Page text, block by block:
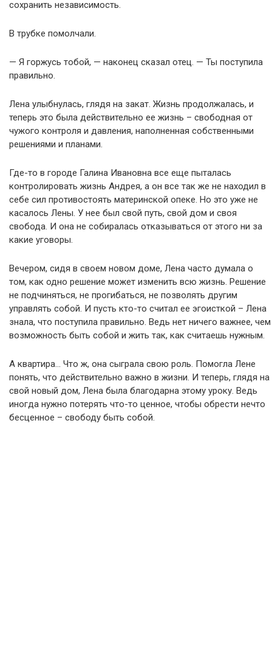
сохранить независимость.
В трубке помолчали.
— Я горжусь тобой, — наконец сказал отец. — Ты поступила
правильно.
Лена улыбнулась, глядя на закат. Жизнь продолжалась, и
теперь это была действительно ее жизнь – свободная от
чужого контроля и давления, наполненная собственными
решениями и планами.
Где-то в городе Галина Ивановна все еще пыталась
контролировать жизнь Андрея, а он все так же не находил в
себе сил противостоять материнской опеке. Но это уже не
касалось Лены. У нее был свой путь, свой дом и своя
свобода. И она не собиралась отказываться от этого ни за
какие уговоры.
Вечером, сидя в своем новом доме, Лена часто думала о
том, как одно решение может изменить всю жизнь. Решение
не подчиняться, не прогибаться, не позволять другим
управлять собой. И пусть кто-то считал ее эгоисткой – Лена
знала, что поступила правильно. Ведь нет ничего важнее, чем
возможность быть собой и жить так, как считаешь нужным.
А квартира… Что ж, она сыграла свою роль. Помогла Лене
понять, что действительно важно в жизни. И теперь, глядя на
свой новый дом, Лена была благодарна этому уроку. Ведь
иногда нужно потерять что-то ценное, чтобы обрести нечто
бесценное – свободу быть собой.